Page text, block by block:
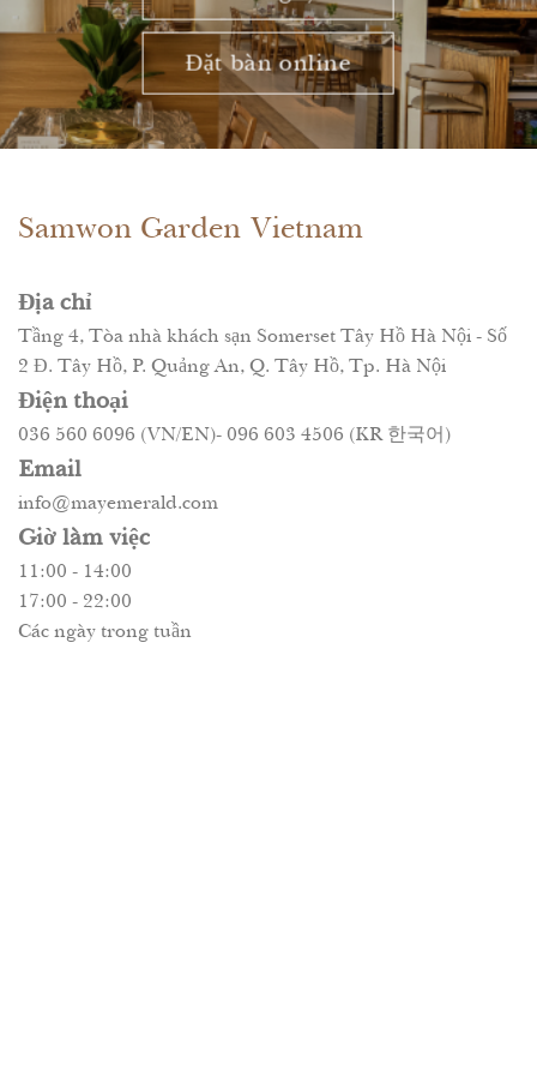
Đặt bàn online
Samwon Garden Vietnam
Địa chỉ
Tầng 4, Tòa nhà khách sạn Somerset Tây Hồ Hà Nội - Số
2 Đ. Tây Hồ, P. Quảng An, Q. Tây Hồ, Tp. Hà Nội
Điện thoại
036 560 6096 (VN/EN)- 096 603 4506 (KR 한국어)
Email
info@mayemerald.com
Giờ làm việc
11:00 - 14:00
17:00 - 22:00
Các ngày trong tuần